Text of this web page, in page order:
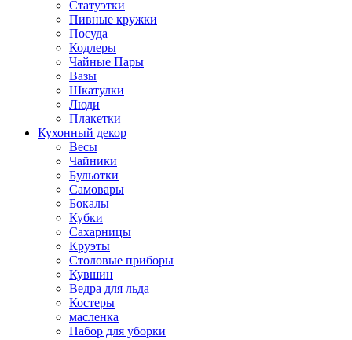
Статуэтки
Пивные кружки
Посуда
Кодлеры
Чайные Пары
Вазы
Шкатулки
Люди
Плакетки
Кухонный декор
Весы
Чайники
Бульотки
Самовары
Бокалы
Кубки
Сахарницы
Круэты
Столовые приборы
Кувшин
Ведра для льда
Костеры
масленка
Набор для уборки